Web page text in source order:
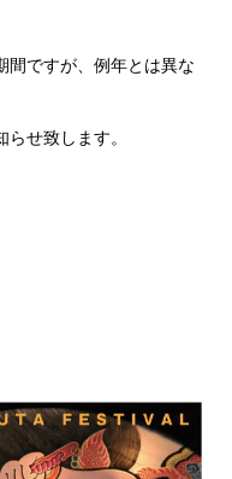
間ですが、例年とは異な
せ致します。